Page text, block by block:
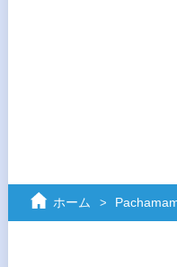
ホーム